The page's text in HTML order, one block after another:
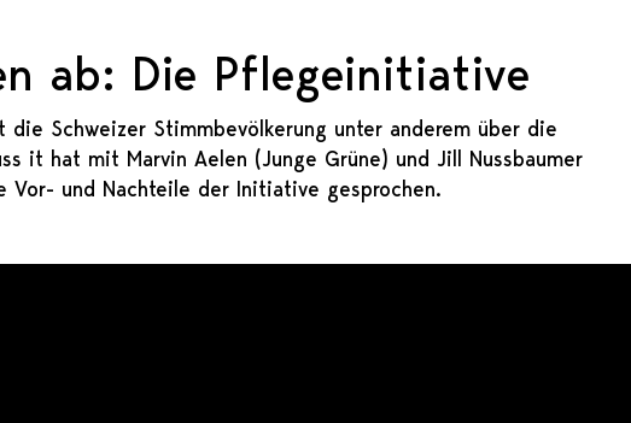
ab: Die Pflegeinitiative
die Schweizer Stimmbevölkerung unter anderem über die
it hat mit Marvin Aelen (Junge Grüne) und Jill Nussbaumer
Vor- und Nachteile der Initiative gesprochen.